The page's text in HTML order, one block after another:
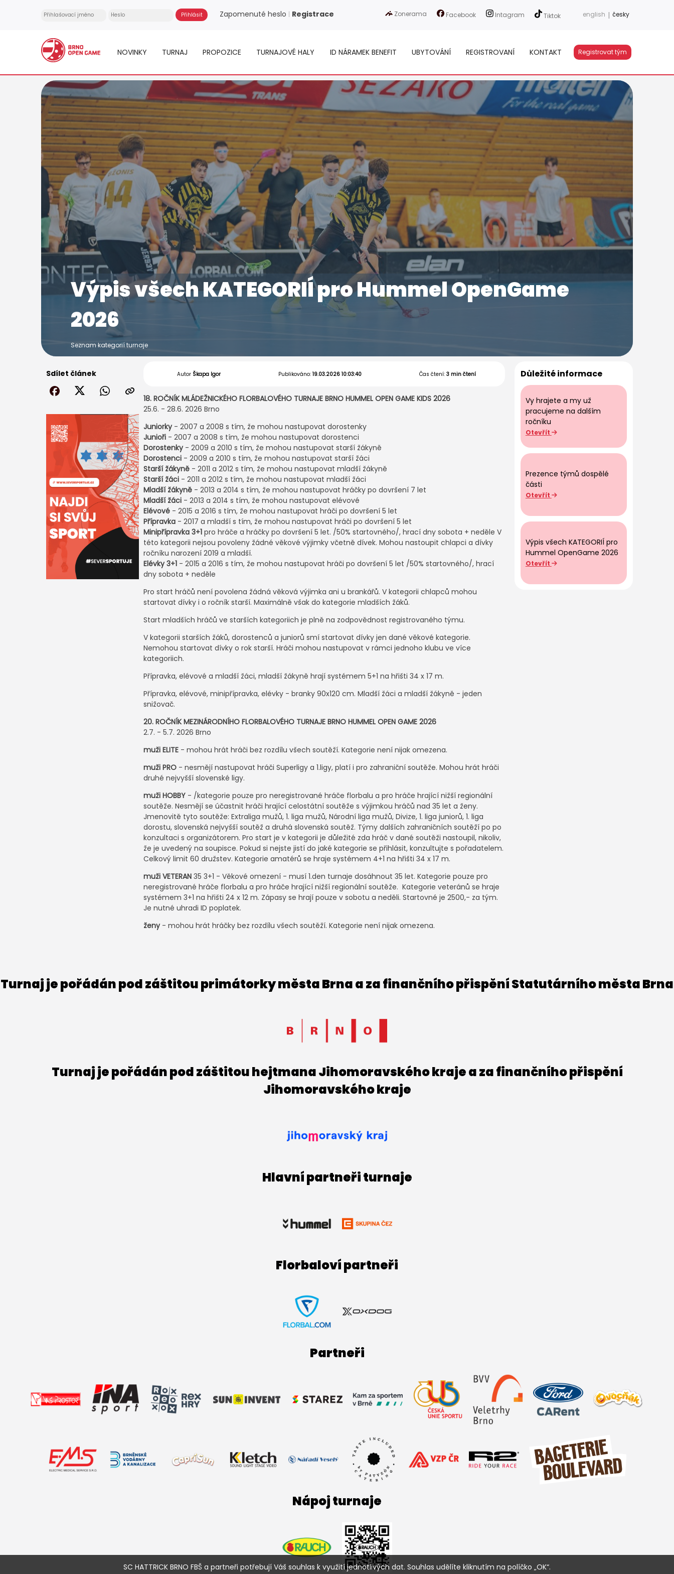
SC HATTRICK BRNO FBŠ a partneři potřebují Váš souhlas k využití jednotlivých dat. Souhlas udělíte kliknutím na políčko „OK“.
Zapomenuté heslo | Registrace Zonerama Facebook Intagram Tiktok english | česky
NOVINKY TURNAJ PROPOZICE TURNAJOVÉ HALY ID NÁRAMEK BENEFIT UBYTOVÁNÍ REGISTROVANÍ KONTAKT Registrovat tým
Výpis všech KATEGORIÍ pro Hummel OpenGame
2026
Seznam kategorií turnaje
Sdílet článek Autor Škapa Igor Publikováno:19.03.2026 10:03:40 Čas čtení:3 min čtení
18. ROČNÍK MLÁDEŽNICKÉHO FLORBALOVÉHO TURNAJE BRNO HUMMEL OPEN GAME KIDS 2026
25.6. - 28.6. 2026 Brno
Juniorky- 2007 a 2008 s tím, že mohou nastupovat dorostenky
Junioři - 2007 a 2008 s tím, že mohou nastupovat dorostenci
Dorostenky- 2009 a 2010 s tím, že mohou nastupovat starší žákyně
Dorostenci - 2009 a 2010 s tím, že mohou nastupovat starší žáci
Starší žákyně - 2011 a 2012 s tím, že mohou nastupovat mladší žákyně
Starší žáci - 2011 a 2012 s tím, že mohou nastupovat mladší žáci
Mladší žákyně - 2013 a 2014 s tím, že mohou nastupovat hráčky po dovršení 7 let
Mladší žáci - 2013 a 2014 s tím, že mohou nastupovat elévové
Elévové - 2015 a 2016 s tím, že mohou nastupovat hráči po dovršení 5 let
Přípravka - 2017 a mladší s tím, že mohou nastupovat hráči po dovršení 5 let
Minipřípravka 3+1 pro hráče a hráčky po dovršení 5 let. /50% startovného/, hrací dny sobota + neděle V
této kategorii nejsou povoleny žádné věkové výjimky včetně dívek. Mohou nastoupit chlapci a dívky
ročníku narození 2019 a mladší.
Elévky 3+1 - 2015 a 2016 s tím, že mohou nastupovat hráči po dovršení 5 let /50% startovného/, hrací
dny sobota + neděle
Pro start hráčů není povolena žádná věková výjimka ani u brankářů. V kategorii chlapců mohou
startovat dívky i o ročník starší. Maximálně však do kategorie mladších žáků.
Start mladších hráčů ve starších kategoriich je plně na zodpovědnost registrovaného týmu.
V kategorii starších žáků, dorostenců a juniorů smí startovat dívky jen dané věkové kategorie.
Nemohou startovat dívky o rok starší. Hráči mohou nastupovat v rámci jednoho klubu ve více
kategoriich.
Přípravka, elévové a mladší žáci, mladší žákyně hrají systémem 5+1 na hřišti 34 x 17 m.
Přípravka, elévové, minipřípravka, elévky - branky 90x120 cm. Mladší žáci a mladší žákyně - jeden
snižovač.
20. ROČNÍK MEZINÁRODNÍHO FLORBALOVÉHO TURNAJE BRNO HUMMEL OPEN GAME 2026
2.7. - 5.7. 2026 Brno
muži ELITE - mohou hrát hráči bez rozdílu všech soutěží. Kategorie není nijak omezena.
muži PRO - nesmějí nastupovat hráči Superligy a 1.ligy, platí i pro zahraniční soutěže. Mohou hrát hráči
druhé nejvyšší slovenské ligy.
muži HOBBY - /kategorie pouze pro neregistrované hráče florbalu a pro hráče hrající nižší regionální
soutěže. Nesmějí se účastnit hráči hrající celostátní soutěže s výjimkou hráčů nad 35 let a ženy.
Jmenovitě tyto soutěže: Extraliga mužů, 1. liga mužů, Národní liga mužů, Divize, 1. liga juniorů, 1. liga
dorostu, slovenská nejvyšší soutěž a druhá slovenská soutěž. Týmy dalších zahraničních soutěží po po
konzultaci s organizátorem. Pro start je v kategorii je důležité zda hráč v dané soutěži nastoupil, nikoliv,
že je uvedený na soupisce. Pokud si nejste jistí do jaké kategorie se přihlásit, konzultujte s pořadatelem.
Celkový limit 60 družstev. Kategorie amatérů se hraje systémem 4+1 na hřišti 34 x 17 m.
muži VETERAN 35 3+1 - Věkové omezení - musí 1.den turnaje dosáhnout 35 let. Kategorie pouze pro
neregistrované hráče florbalu a pro hráče hrající nižší regionální soutěže. Kategorie veteránů se hraje
systémem 3+1 na hřišti 24 x 12 m. Zápasy se hrají pouze v sobotu a neděli. Startovné je 2500,- za tým.
Je nutné uhradi ID poplatek.
ženy- mohou hrát hráčky bez rozdílu všech soutěží. Kategorie není nijak omezena.
Důležité informace
Vy hrajete a my už
pracujeme na dalším
ročníku
Otevřít
Prezence týmů dospělé
části
Otevřít
Výpis všech KATEGORIÍ pro
Hummel OpenGame 2026
Otevřít
Turnaj je pořádán pod záštitou primátorky města Brna a za finančního přispění Statutárního města Brna
Turnaj je pořádán pod záštitou hejtmana Jihomoravského kraje a za finančního přispění
Jihomoravského kraje
Hlavní partneři turnaje
Florbaloví partneři
Partneři
Nápoj turnaje